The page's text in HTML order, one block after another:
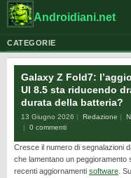
Androidiani.net
CATEGORIE
CELLULARI
GOOGLE
GUIDE
HONOR
HUAWEI
Galaxy Z Fold7:
UI 8.5 sta riducendo
durata della batteria?
13 Giugno 2026 Redazione
0 commenti
Cresce il numero di segnalazioni
che lamentano un peggioramento
recenti aggiornamenti software .